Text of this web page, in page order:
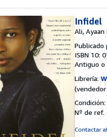
Infidel
Ali, Ayaan
Publicado
ISBN 10:
Antiguo o
Librería:
Nº de
Contactar